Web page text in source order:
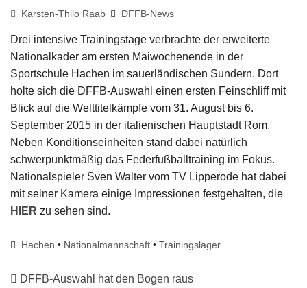
Karsten-Thilo Raab DFFB-News
Drei intensive Trainingstage verbrachte der erweiterte
Nationalkader am ersten Maiwochenende in der
Sportschule Hachen im sauerländischen Sundern. Dort
holte sich die DFFB-Auswahl einen ersten Feinschliff mit
Blick auf die Welttitelkämpfe vom 31. August bis 6.
September 2015 in der italienischen Hauptstadt Rom.
Neben Konditionseinheiten stand dabei natürlich
schwerpunktmäßig das Federfußballtraining im Fokus.
Nationalspieler Sven Walter vom TV Lipperode hat dabei
mit seiner Kamera einige Impressionen festgehalten, die
HIER zu sehen sind.
Hachen • Nationalmannschaft •Trainingslager
DFFB-Auswahl hat den Bogen raus